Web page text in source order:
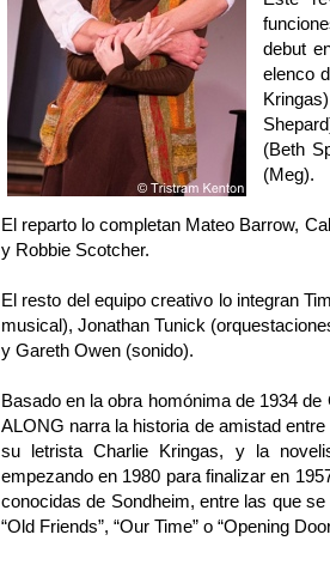
debut
elenco
(Beth
(Meg).
El reparto lo completan Mateo Barrow,
y Robbie Scotcher.
El resto del equipo creativo lo integran
musical), Jonathan Tunick
y Gareth Owen (sonido).
Basado en la obra homónima de 1934
ALONG narra la historia de amistad
su letrista Charlie Kringas, y la
empezando en 1980 para finalizar en
conocidas de Sondheim, entre las que
“Old Friends”, “Our Time” o “Opening